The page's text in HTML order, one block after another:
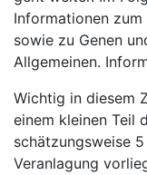
Informationen
sowie zu Genen
Allgemeinen.
Wichtig in diesem
einem kleinen Teil
schätzungsweise
Veranlagung